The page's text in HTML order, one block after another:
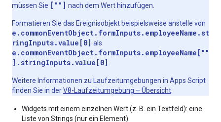
müssen Sie [""] nach dem Wert hinzufügen.
Formatieren Sie das Ereignisobjekt beispielsweise anstelle von
e.commonEventObject.formInputs.employeeName.st
ringInputs.value[0] als
e.commonEventObject.formInputs.employeeName[""
].stringInputs.value[0]
Weitere Informationen zu Laufzeitumgebungen in Apps Script
finden Sie in derV8-Laufzeitumgebung – Übersicht
Widgets mit einem einzelnen Wert (z. B. ein Textfeld): eine
Liste von Strings (nur ein Element).